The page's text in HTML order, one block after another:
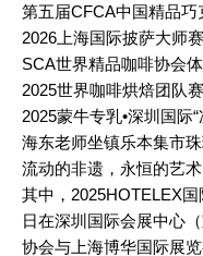
第五届CFCA中国精品巧
2026上海国际披萨大师
SCA世界精品咖啡协会
2025世界咖啡烘焙团队赛
2025蒙牛专乳•深圳国际
海东老师坐镇乐本集市
流动的非遗，永恒的艺
其中，2025HOTELEX
日在深圳国际会展中心
协会与上海博华国际展